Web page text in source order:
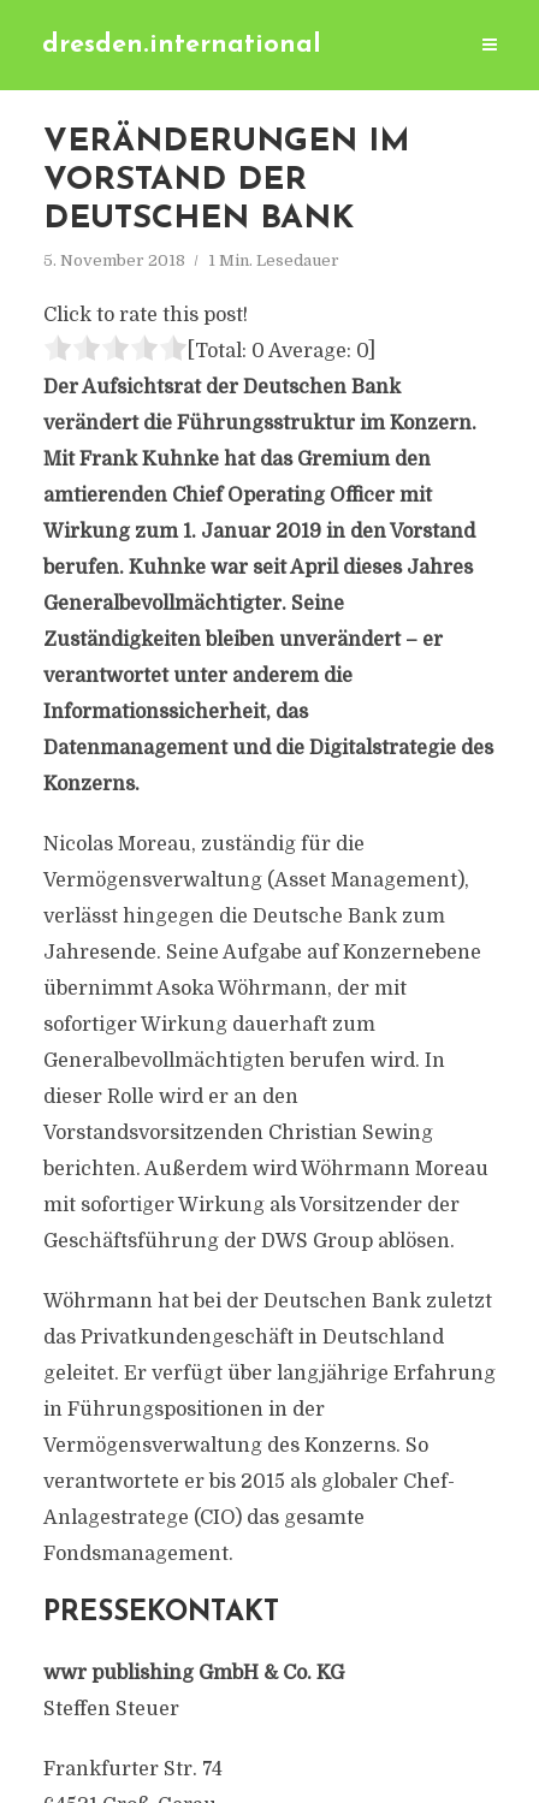
dresden.international
VERÄNDERUNGEN IM
VORSTAND DER
DEUTSCHEN BANK
5. November 2018 1 Min. Lesedauer
Click to rate this post!
[Total: 0 Average: 0]
Der Aufsichtsrat der Deutschen Bank
verändert die Führungsstruktur im Konzern.
Mit Frank Kuhnke hat das Gremium den
amtierenden Chief Operating Officer mit
Wirkung zum 1. Januar 2019 in den Vorstand
berufen. Kuhnke war seit April dieses Jahres
Generalbevollmächtigter. Seine
Zuständigkeiten bleiben unverändert – er
verantwortet unter anderem die
Informationssicherheit, das
Datenmanagement und die Digitalstrategie des
Konzerns.
Nicolas Moreau, zuständig für die
Vermögensverwaltung (Asset Management),
verlässt hingegen die Deutsche Bank zum
Jahresende. Seine Aufgabe auf Konzernebene
übernimmt Asoka Wöhrmann, der mit
sofortiger Wirkung dauerhaft zum
Generalbevollmächtigten berufen wird. In
dieser Rolle wird er an den
Vorstandsvorsitzenden Christian Sewing
berichten. Außerdem wird Wöhrmann Moreau
mit sofortiger Wirkung als Vorsitzender der
Geschäftsführung der DWS Group ablösen.
Wöhrmann hat bei der Deutschen Bank zuletzt
das Privatkundengeschäft in Deutschland
geleitet. Er verfügt über langjährige Erfahrung
in Führungspositionen in der
Vermögensverwaltung des Konzerns. So
verantwortete er bis 2015 als globaler Chef-
Anlagestratege (CIO) das gesamte
Fondsmanagement.
PRESSEKONTAKT
wwr publishing GmbH & Co. KG
Steffen Steuer
Frankfurter Str. 74